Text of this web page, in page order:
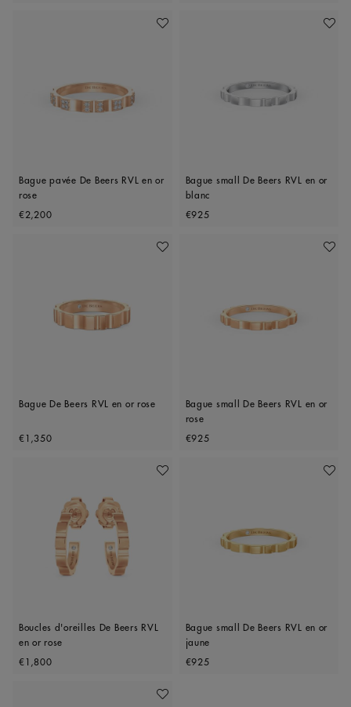
Ajouter À Ma Wishlist
Bague pavée De Beers RVL en or
rose
Original price
€2,200
Bague small De Beers RVL en or
blanc
Original price
€925
Ajouter À Ma Wishlist
Bague De Beers RVL en or rose
Original price
€1,350
Bague small De Beers RVL en or
rose
Original price
€925
Ajouter À Ma Wishlist
Boucles d'oreilles De Beers RVL
en or rose
Original price
€1,800
Bague small De Beers RVL en or
jaune
Original price
€925
Ajouter À Ma Wishlist